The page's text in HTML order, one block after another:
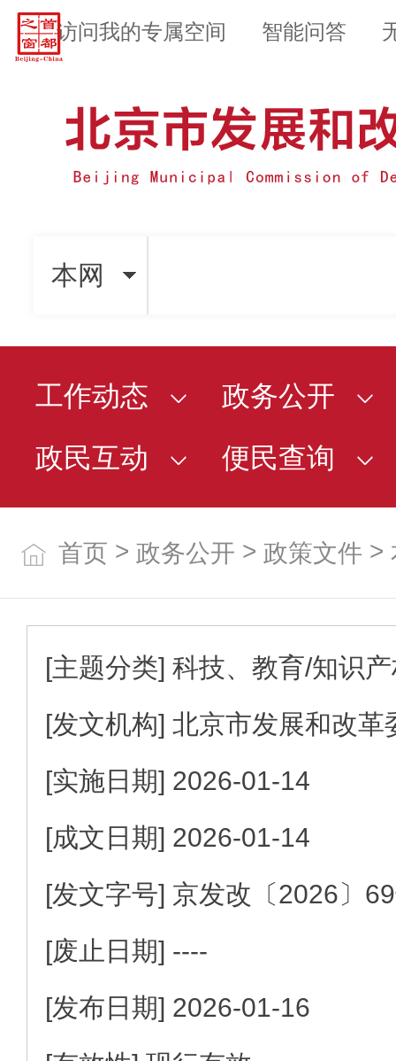
访问我的专属空间 智能问答
本网
工作动态
政务公开
政民互动
便民查询
首页 > 政务公开 > 政策文件 >
[主题分类] 科技、教育/知识
[发文机构] 北京市发展和改革
[实施日期] 2026-01-14
[成文日期] 2026-01-14
[发文字号] 京发改 〔2026〕
[废止日期] ----
[发布日期] 2026-01-16